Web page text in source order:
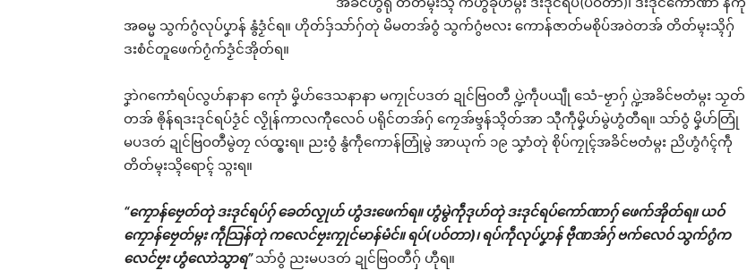
အဓမ္မ သွက်ဂွံလုပ်ပၞာန် နွံဒၟံင်ရ။ ဟိုတ်ဒှ်သာ်ဂှ်တုဲ မိမတအ်ဝွံ သွက်ဂွံဗလး ကောန်ဇာတ်မစိုပ်အဝဲတအ် တိတ်မ္ၚးသ္ၚိဂှ်
ဒးစံင်တူဖေက်ဂၟံက်ဒၟံင်အိုတ်ရ။
ဒၞာဲဂကောံရပ်လွဟ်နာနာ ကေုာံ မၞိဟ်ဒေသနာနာ မကၠုင်ပဒတဴ ဍုင်ဗြဝတဳ ပ္ဍဲကဵုပယျဵု သေံ-ဗၟာဂှ် ပ္ဍဲအခိင်ဗတံမ္ဂး သၟတ်
တအ် ၜိုန်ရဒးဒုင်ရပ်ဒၟံင် လၟိုန်ကာလကီုလေဝ် ပရိုင်တအ်ဂှ် ကၠေအ်ဗ္ဒန်သ္ၚိတ်အာ သီုကဵုမၞိဟ်မွဲဟွံတီရ။ သာ်ဝွံ မၞိဟ်တြုံ
မပဒတဴ ဍုင်ဗြဝတဳမွဲတၠ လဴထ္ၜးရ။ ညးဝွံ နွံကဵုကောန်တြုံမွဲ အာယုက် ၁၉ သၞာံတုဲ စိုပ်ကၠုၚ်အခိင်ဗတံမ္ဂး ညိဟွံဂံၚ်ကဵု
တိတ်မ္ၚးသ္ၚိရောၚ် သ္ဂးရ။
“ကၠောန်ဗၠေတ်တုဲ ဒးဒုင်ရပ်ဂှ် ခေတ်လၟုဟ် ဟွံဒးဖေက်ရ။ ဟွံမွဲကဵုဒုဟ်တုဲ ဒးဒုင်ရပ်ကော်ဏာဂှ် ဖေက်အိုတ်ရ။ ယဝ်
ကၠောန်ဗၠေတ်မ္ဂး ကဵုသြန်တုဲ ကလေင်ဗၠးကၠုင်မာန်မံင်။ ရပ်(ပဝ်တာ)၊ ရပ်ကဵုလုပ်ပၞာန် ဗီုဏအ်ဂှ် ဗက်လေဝ် သွက်ဂွံက
လေင်ဗၠး ဟွံလောဲသွာရ”သာ်ဝွံ ညးမပဒတဴ ဍုင်ဗြဝတဳဂှ် ဟီုရ။